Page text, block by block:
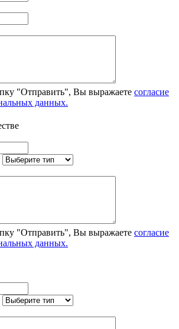
"Отправить", Вы выражаете согласие
данных.
"Отправить", Вы выражаете согласие
данных.